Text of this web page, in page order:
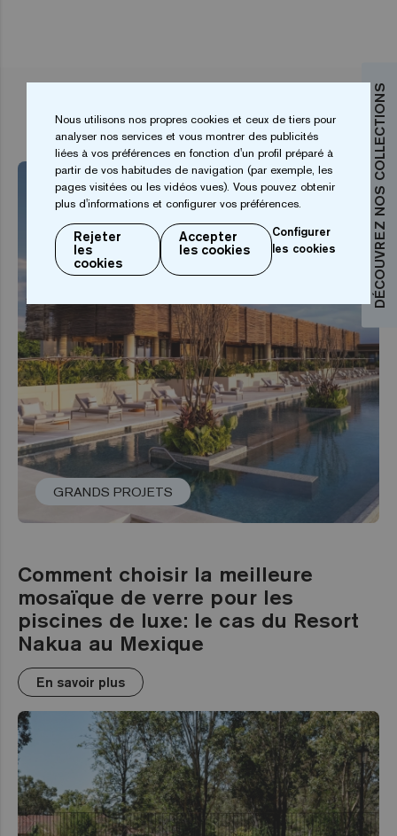
DÉCOUVREZ NOS COLLECTIONS
ARTICLES ASSOCIÉS
GRANDS PROJETS
Comment choisir la meilleure
mosaïque de verre pour les
piscines de luxe: le cas du Resort
Nakua au Mexique
En savoir plus
Nous utilisons nos propres cookies et ceux de tiers pour
analyser nos services et vous montrer des publicités
liées à vos préférences en fonction d'un profil préparé à
partir de vos habitudes de navigation (par exemple, les
pages visitées ou les vidéos vues). Vous pouvez obtenir
plus d'informations et configurer vos préférences.
Rejeter
les
cookies
Accepter
les cookies
Configurer
les cookies